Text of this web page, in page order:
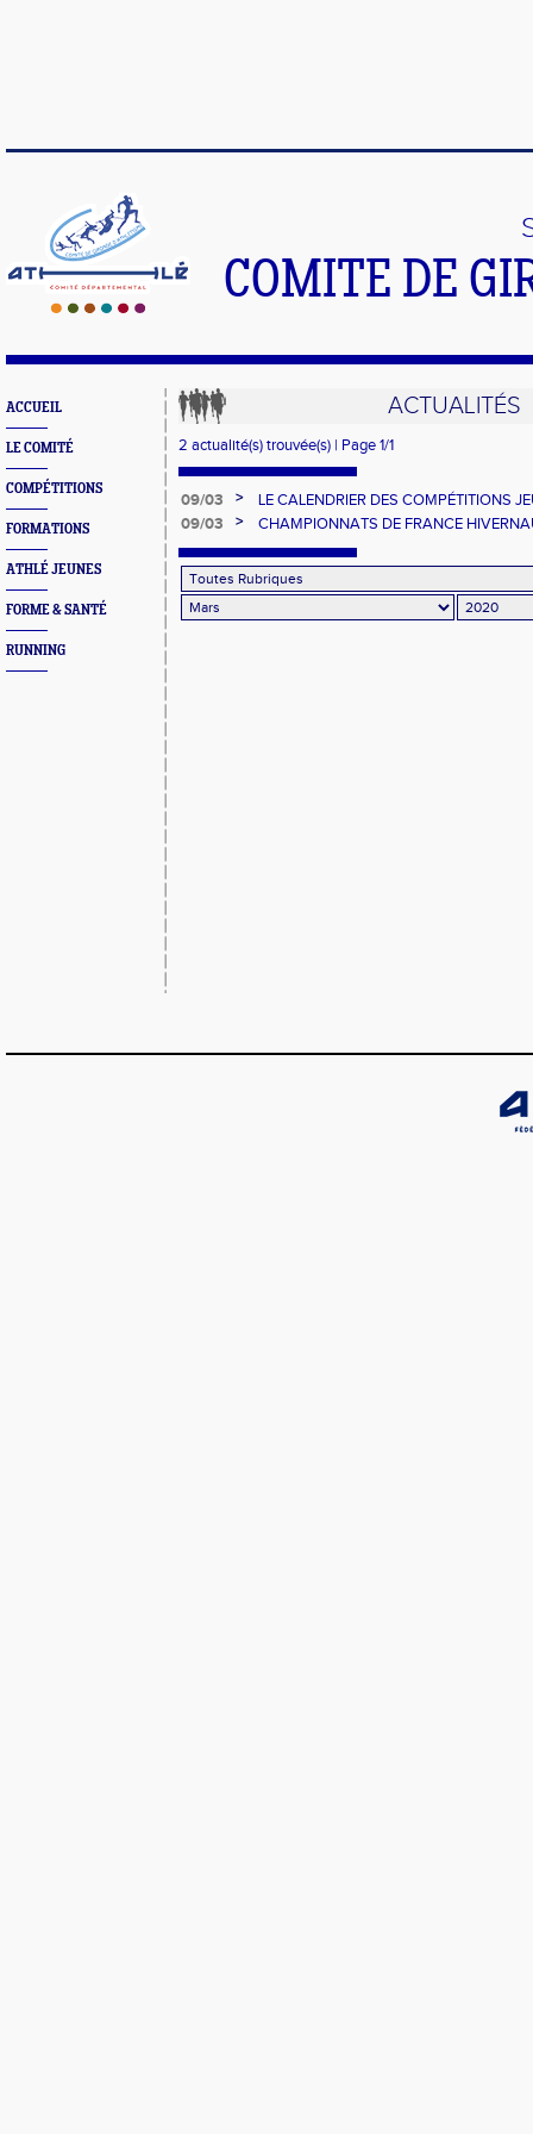
COMITE DE
ACCUEIL
LE COMITÉ
COMPÉTITIONS
FORMATIONS
ATHLÉ JEUNES
FORME & SANTÉ
RUNNING
ACTUALITÉS
2 actualité(s) trouvée(s) | Page 1/1
09/03 >
LE CALENDRIER DES COMPÉTITIONS
09/03
>
CHAMPIONNATS DE FRANCE